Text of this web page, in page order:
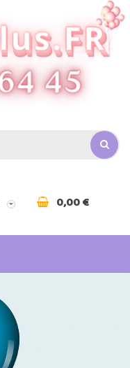
0,00 €